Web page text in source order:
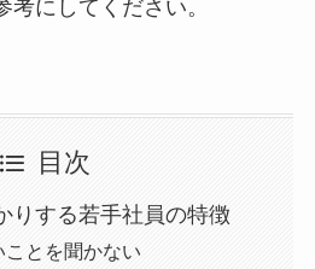
考にしてください。
目次
りする若手社員の特徴
ことを聞かない